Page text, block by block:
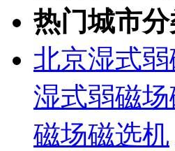
热门城市分
北京湿式
湿式弱磁
磁场磁选机